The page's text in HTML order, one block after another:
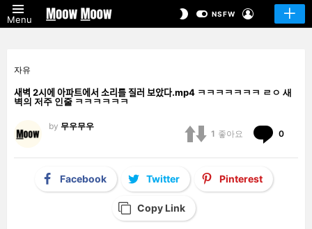
Menu
SWITCHNSFW
자유
새벽 2시에 아파트에서 소리를 질러 보았다.mp4 ㅋㅋㅋㅋㅋㅋㅋ ㄹㅇ 새
벽의 저주 인줄 ㅋㅋㅋㅋㅋㅋ
by 무우무우
1 좋아요 0
Facebook Twitter Pinterest
Copy Link